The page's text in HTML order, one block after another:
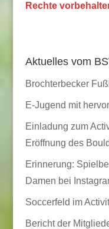
Rechte
Aktuelles vom
Brochterbecker
E-Jugend mit
Einladung zum
Eröffnung des
Erinnerung:
Damen bei
Soccerfeld im
Bericht der